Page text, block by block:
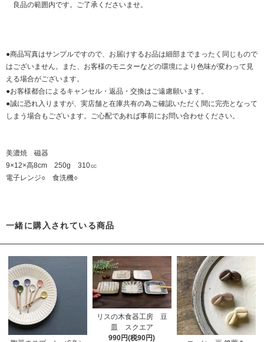
良品の範囲内です。ご了承くださいませ。
●商品写真はサンプルですので、お届けするお品は細部までまったく同じもので
はございません。また、お客様のモニターなどの環境により色味が変わって見
える場合がございます。
●お客様都合によるキャンセル・返品・交換はご遠慮願います。
●誠に恐れ入りますが、実店舗と在庫共有の為ご確認いただく間に完売となって
しまう場合もございます。ご心配であれば事前にお問い合わせください。
美濃焼 磁器
9×12×高8cm 250g 310㏄
電子レンジ○ 食洗機○
一緒に購入されている商品
リスの木食器工房 豆
皿 スクエア
990円(税90円)